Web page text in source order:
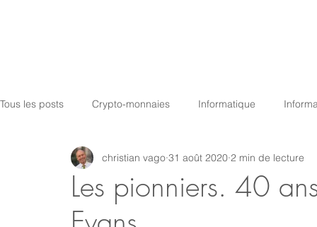
Tous les posts Crypto-monnaies Informatique
Linux Ubuntu Debian Sécurité
Innovation technologique
Les pionniers. 40
christian vago 31 août 2020 2 min de lecture